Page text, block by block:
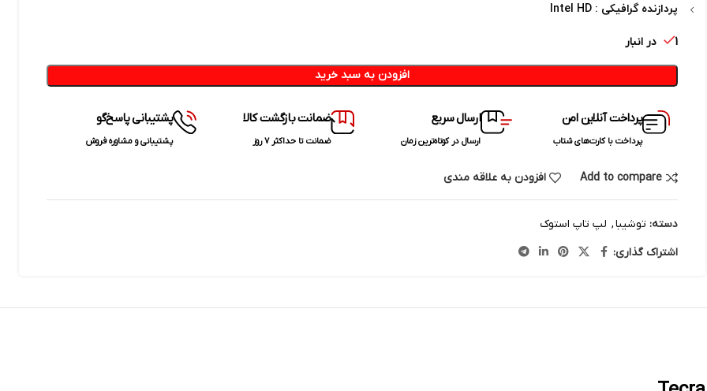
پردازنده گرافیکی : Intel HD
1 در انبار
افزودن به سبد خرید
پرداخت آنلاین امن
پرداخت با کارت‌های شتاب
ارسال سریع
ارسال در کوتاه‌ترین زمان
ضمانت بازگشت کالا
ضمانت تا حداکثر ۷ روز
پشتیبانی پاسخ‌گو
پشتیبانی و مشاوره فروش
Add to compare افزودن به علاقه مندی
دسته: توشیبا, لپ تاپ استوک
اشتراک گذاری: